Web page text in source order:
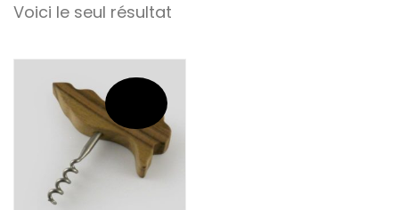
Voici le seul résultat
Promo !